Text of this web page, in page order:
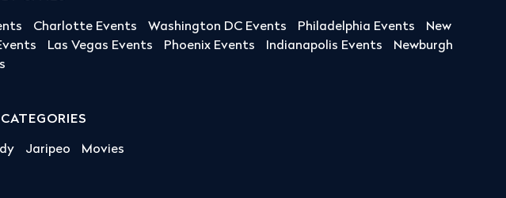
Charlotte Events Washington DC Events Philadelphia Events
New
Las Vegas Events Phoenix Events Indianapolis Events
Newburgh
Jaripeo Movies